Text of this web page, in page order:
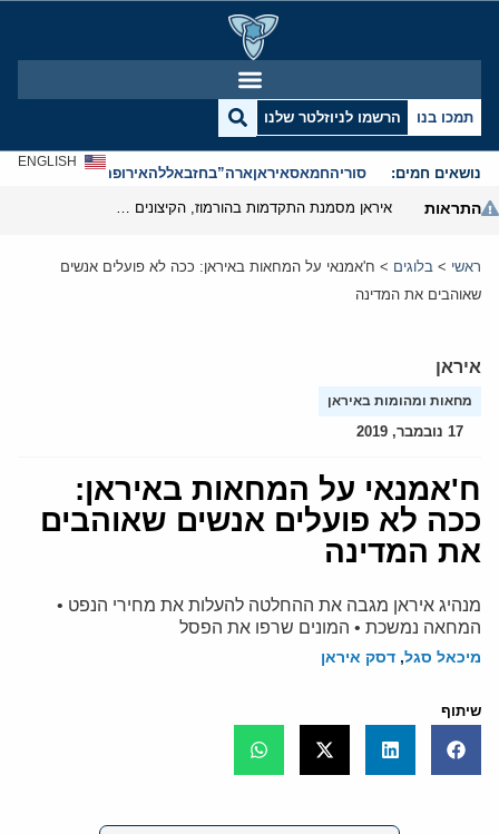
תמכו בנו הרשמו לניוזלטר שלנו
נושאים חמים: סוריהחמאסאיראןארה”בחזבאללהאירופהאנטישמיות
ENGLISH
התראות
ראשי > בלוגים > ח'אמנאי על המחאות באיראן: ככה לא פועלים אנשים
שאוהבים את המדינה
איראן
מחאות ומהומות באיראן
17 נובמבר, 2019
ח'אמנאי על המחאות באיראן:
ככה לא פועלים אנשים שאוהבים
את המדינה
מנהיג איראן מגבה את ההחלטה להעלות את מחירי הנפט •
המחאה נמשכת • המונים שרפו את הפסל
מיכאל סגל, דסק איראן
שיתוף